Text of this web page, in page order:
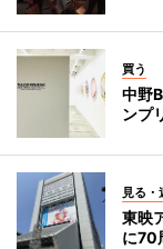
買う
中野
ンプ
見る・
東映
に70